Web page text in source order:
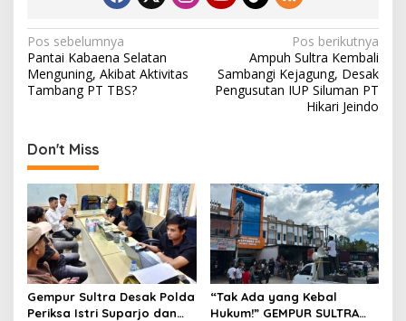
N
a
v
g
a
s
i
p
o
s
Pos sebelumnya
Pantai Kabaena Selatan
Menguning, Akibat Aktivitas
Tambang PT TBS?
Pos berikutnya
Ampuh Sultra Kembali
Sambangi Kejagung, Desak
Pengusutan IUP Siluman PT
Hikari Jeindo
Don't Miss
Gempur Sultra Desak Polda
Periksa Istri Suparjo dan
“Tak Ada yang Kebal
Hukum!” GEMPUR SULTRA